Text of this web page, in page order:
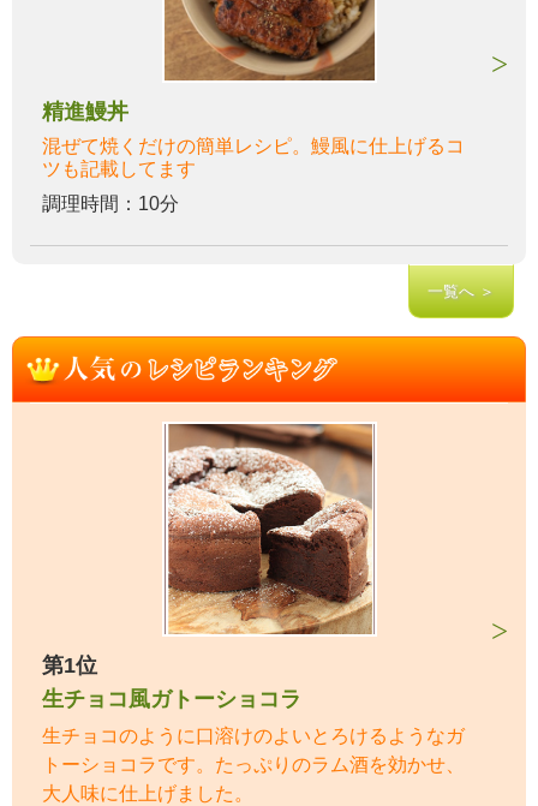
精進鰻丼
混ぜて焼くだけの簡単レシピ。鰻風に仕上げるコ
ツも記載してます
調理時間：10分
一覧へ ＞
第1位
生チョコ風ガトーショコラ
生チョコのように口溶けのよいとろけるようなガ
トーショコラです。たっぷりのラム酒を効かせ、
大人味に仕上げました。